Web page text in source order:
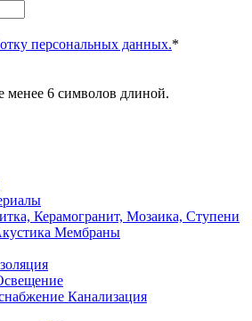
персональных данных.*
менее 6 символов длиной.
Керамогранит, Мозаика, Ступени
Мембраны
Канализация